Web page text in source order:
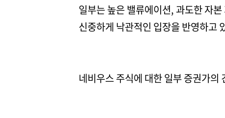
일부는 높은 밸류에이션, 과도한 자
신중하게 낙관적인 입장을 반영하고
네비우스 주식에 대한 일부 증권가의